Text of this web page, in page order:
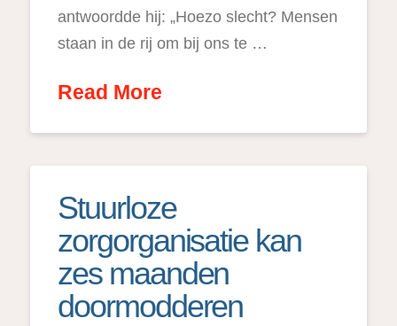
antwoordde hij: „Hoezo slecht? Mensen
staan in de rij om bij ons te …
Read More
Stuurloze
zorgorganisatie kan
zes maanden
doormodderen